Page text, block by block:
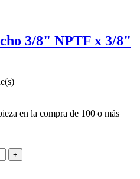
3/8" NPTF x 3/8"
en la compra de 100 o más
+